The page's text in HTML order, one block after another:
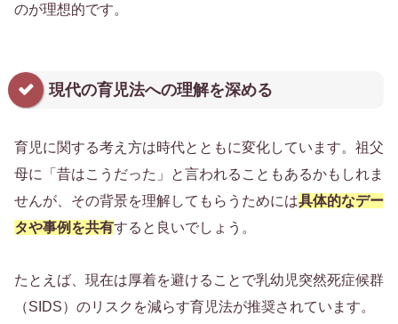
のが理想的です。
現代の育児法への理解を深める
育児に関する考え方は時代とともに変化しています。祖父
母に「昔はこうだった」と言われることもあるかもしれま
せんが、その背景を理解してもらうためには具体的なデー
タや事例を共有すると良いでしょう。
たとえば、現在は厚着を避けることで乳幼児突然死症候群
（SIDS）のリスクを減らす育児法が推奨されています。